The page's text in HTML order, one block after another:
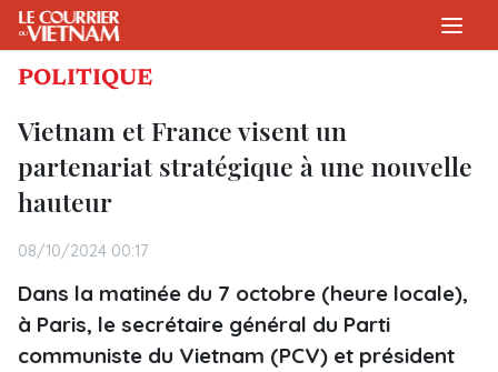
POLITIQUE
Vietnam et France visent un
partenariat stratégique à une nouvelle
hauteur
08/10/2024 00:17
Dans la matinée du 7 octobre (heure locale),
à Paris, le secrétaire général du Parti
communiste du Vietnam (PCV) et président